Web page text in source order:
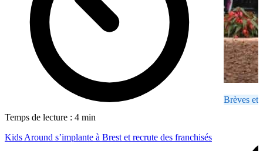
Temps de lecture : 4 min
Kids Around s’implante à Brest et recrute des franchisés
Brèves et